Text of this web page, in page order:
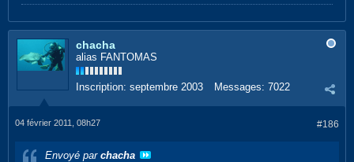
chacha
alias FANTOMAS
Inscription: septembre 2003 Messages: 7022
#186
04 février 2011, 08h27
Envoyé par chacha